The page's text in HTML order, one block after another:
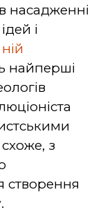
насадженні
і
найперші
схоже, з
створення